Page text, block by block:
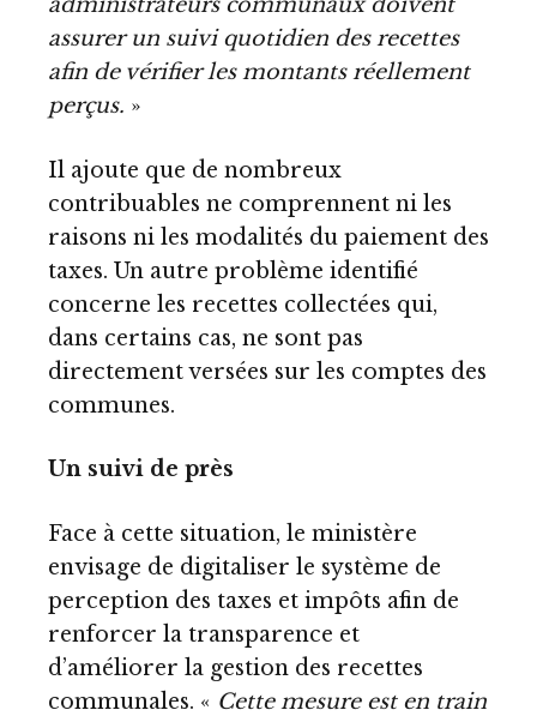
assurer un suivi quotidien des recettes
afin de vérifier les montants réellement
perçus. »
Il ajoute que de nombreux
contribuables ne comprennent ni les
raisons ni les modalités du paiement des
taxes. Un autre problème identifié
concerne les recettes collectées qui,
dans certains cas, ne sont pas
directement versées sur les comptes des
communes.
Un suivi de près
Face à cette situation, le ministère
envisage de digitaliser le système de
perception des taxes et impôts afin de
renforcer la transparence et
d’améliorer la gestion des recettes
communales. « Cette mesure est en train